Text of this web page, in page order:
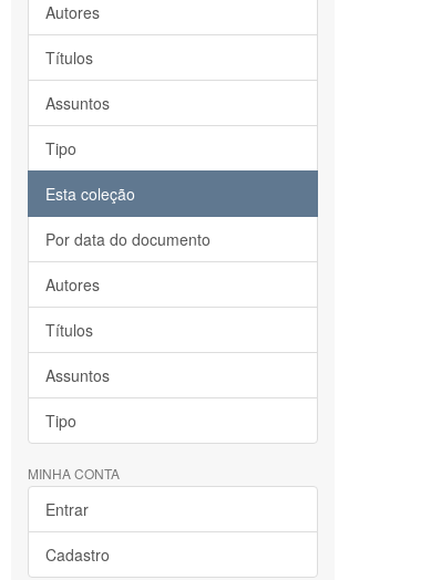
Autores
Títulos
Assuntos
Tipo
Esta coleção
Por data do documento
Autores
Títulos
Assuntos
Tipo
MINHA CONTA
Entrar
Cadastro